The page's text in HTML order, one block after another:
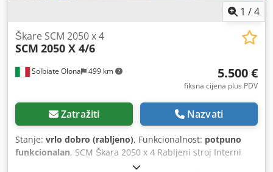
1 /4
Solbiate Olona 499 km
Škare SCM 2050 x 4
SCM 2050 X 4/6
5.500 €
fiksna cijena plus PDV
Zatražiti Nazvati
Stanje: vrlo dobro (rabljeno), Funkcionalnost: potpuno
funkcionalan, SCM Škara 2050 x 4 Rabljeni stroj Interni
kod: SVR 365 Cedexzgykepfx Ahleha